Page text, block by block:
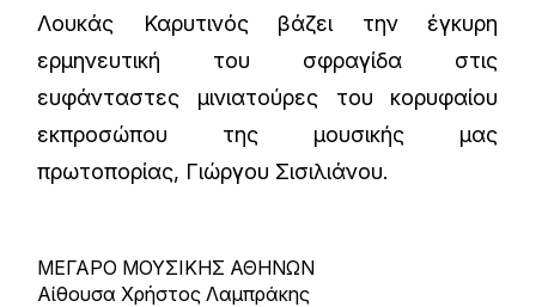
Λουκάς Καρυτινός βάζει την έγκυρη
ερμηνευτική του σφραγίδα στις
ευφάνταστες μινιατούρες του κορυφαίου
εκπροσώπου της μουσικής μας
πρωτοπορίας, Γιώργου Σισιλιάνου.
ΜΕΓΑΡΟ ΜΟΥΣΙΚΗΣ ΑΘΗΝΩΝ
Αίθουσα Χρήστος Λαμπράκης